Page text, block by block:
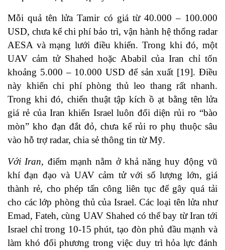
Mỗi quả tên lửa Tamir có giá từ 40.000 – 100.000
USD, chưa kể chi phí bảo trì, vận hành hệ thống radar
AESA và mạng lưới điều khiển. Trong khi đó, một
UAV cảm tử Shahed hoặc Ababil của Iran chỉ tốn
khoảng 5.000 – 10.000 USD để sản xuất [19]. Điều
này khiến chi phí phòng thủ leo thang rất nhanh.
Trong khi đó, chiến thuật tập kích ồ ạt bằng tên lửa
giá rẻ của Iran khiến Israel luôn đối diện rủi ro “bào
mòn” kho đạn đắt đỏ, chưa kể rủi ro phụ thuộc sâu
vào hỗ trợ radar, chia sẻ thông tin từ Mỹ.
Với Iran, điểm mạnh nằm ở khả năng huy động vũ
khí đạn đạo và UAV cảm tử với số lượng lớn, giá
thành rẻ, cho phép tấn công liên tục để gây quá tải
cho các lớp phòng thủ của Israel. Các loại tên lửa như
Emad, Fateh, cùng UAV Shahed có thể bay từ Iran tới
Israel chỉ trong 10-15 phút, tạo đòn phủ đầu mạnh và
làm khó đối phương trong việc duy trì hỏa lực đánh